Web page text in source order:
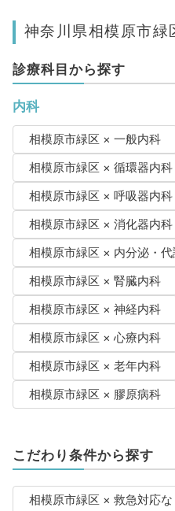
神奈川県相模原市緑
診療科目から探す
内科
相模原市緑区 × 一般内科
相模原市緑区 × 循環器内科
相模原市緑区 × 呼吸器内科
相模原市緑区 × 消化器内科
相模原市緑区 × 内分泌・
相模原市緑区 × 腎臓内科
相模原市緑区 × 神経内科
相模原市緑区 × 心療内科
相模原市緑区 × 老年内科
相模原市緑区 × 膠原病科
こだわり条件から探す
相模原市緑区 × 救急対応な